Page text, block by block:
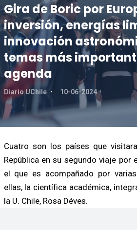
Gira de Boric por
inversión, energías
innovación
temas más
agenda
Diario UChile 10-06-2024
Cuatro son los países que
República en su segundo viaje por
el que es acompañado por
ellas, la científica académica,
la U. Chile, Rosa Déves.